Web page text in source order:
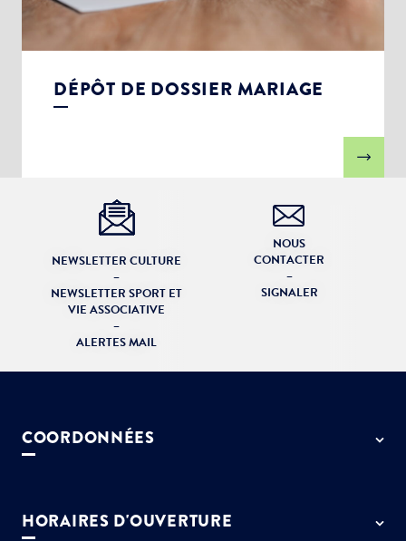
DÉPÔT DE DOSSIER MARIAGE
NEWSLETTER CULTURE
–
NEWSLETTER SPORT ET
VIE ASSOCIATIVE
–
ALERTES MAIL
NOUS
CONTACTER
–
SIGNALER
COORDONNÉES
01 64 13 55 55
HORAIRES D'OUVERTURE